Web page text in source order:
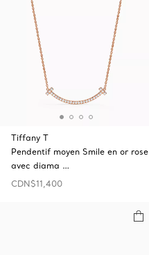
Tiffany T
Pendentif moyen Smile en or rose
avec diama …
CDN$11,400